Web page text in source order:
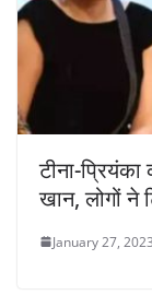
टीना-
खान, लोगों ने
January 27, 2023